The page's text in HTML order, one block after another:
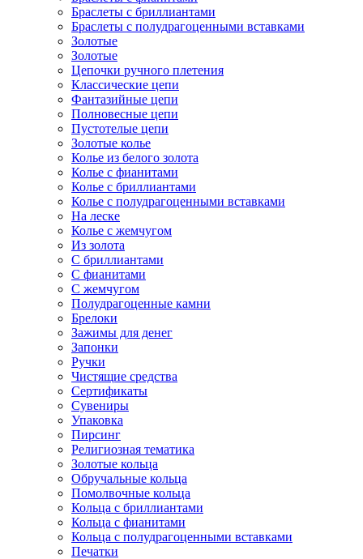
Браслеты с бриллиантами
Браслеты с полудрагоценными вставками
Золотые
Золотые
Цепочки ручного плетения
Классические цепи
Фантазийные цепи
Полновесные цепи
Пустотелые цепи
Золотые колье
Колье из белого золота
Колье с фианитами
Колье с бриллиантами
Колье с полудрагоценными вставками
На леске
Колье с жемчугом
Из золота
С бриллиантами
С фианитами
С жемчугом
Полудрагоценные камни
Брелоки
Зажимы для денег
Запонки
Ручки
Чистящие средства
Сертификаты
Сувениры
Упаковка
Пирсинг
Религиозная тематика
Золотые кольца
Обручальные кольца
Помолвочные кольца
Кольца с бриллиантами
Кольца с фианитами
Кольца с полудрагоценными вставками
Печатки